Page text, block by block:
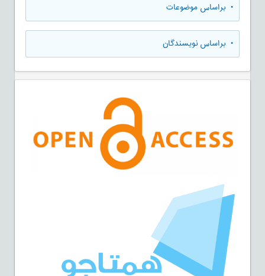
• براساس موضوعات
• براساس نویسندگان